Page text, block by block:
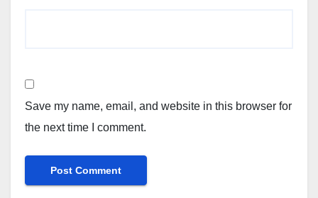
Save my name, email, and website in this browser for
the next time I comment.